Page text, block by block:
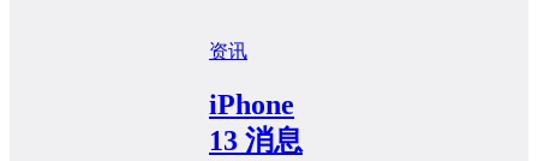
资讯
iPhone
13 消息